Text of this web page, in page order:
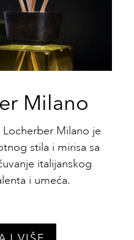
Milano
Milano je
stila i mirisa sa
italijanskog
i umeća.